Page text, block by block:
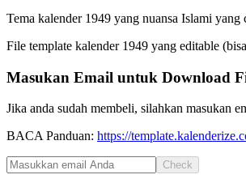
Tema kalender 1949 yang nuansa Islami
File template kalender 1949 yang editable
Masukan Email untuk Download
Jika anda sudah membeli, silahkan masukan
BACA Panduan: https://
Check